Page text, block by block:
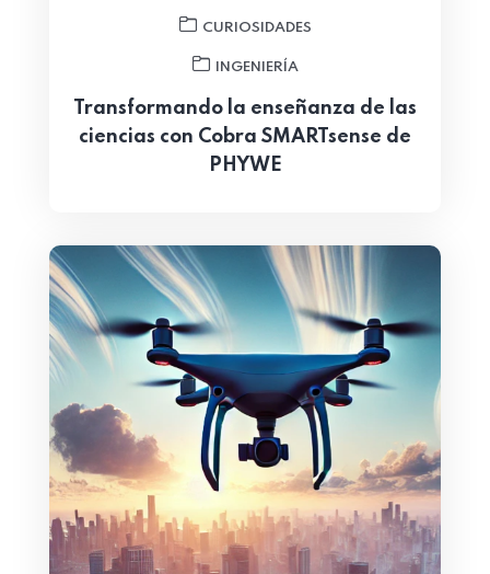
CURIOSIDADES
INGENIERÍA
Transformando la enseñanza de las
ciencias con Cobra SMARTsense de
PHYWE